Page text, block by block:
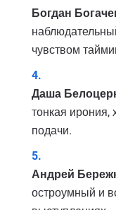
Богдан
чувством
Даша
тонкая ирония,
подачи.
Андрей
остроумный и